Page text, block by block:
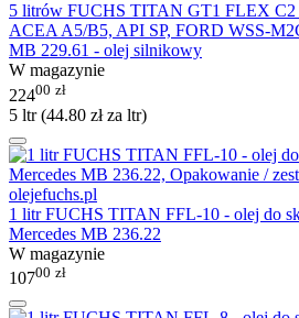
5 litrów FUCHS TITAN GT1 FLEX C2
ACEA A5/B5, API SP, FORD WSS-
MB 229.61 - olej silnikowy
W magazynie
22400 zł
5 ltr (44.80 złza ltr)
1 litr FUCHS TITAN FFL-10 - olej do
Mercedes MB 236.22
W magazynie
10700 zł